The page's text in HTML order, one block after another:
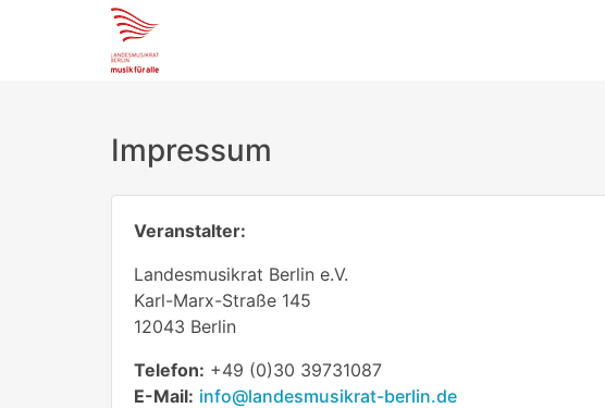
Impressum
Veranstalter:
Landesmusikrat Berlin e.V.
Karl-Marx-Straße 145
12043 Berlin
Telefon: +49 (0)30 39731087
E-Mail: info@landesmusikrat-berlin.de